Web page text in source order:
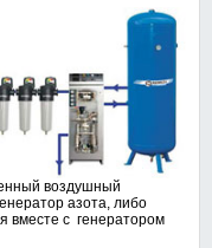
воздушный
азота, либо
вместе с генератором